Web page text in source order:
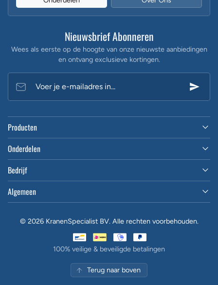
Nieuwsbrief Abonneren
Wees als eerste op de hoogte van onze nieuwste aanbiedingen
en ontvang exclusieve kortingen.
Voer je e-mailadres in...
Producten
Onderdelen
Bedrijf
Algemeen
100% veilige & beveiligde betalingen
© 2026 KranenSpecialist BV. Alle rechten voorbehouden.
Terug naar boven